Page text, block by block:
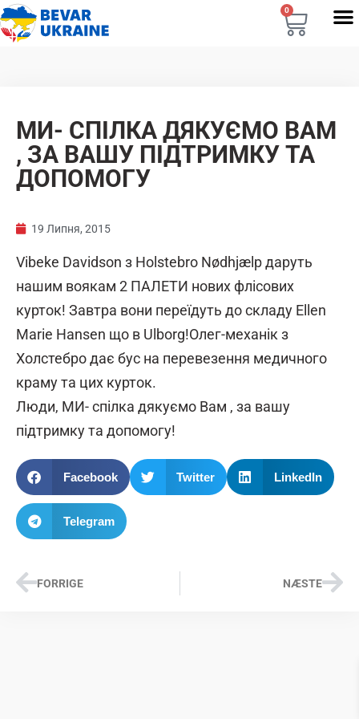
0
МИ- СПІЛКА ДЯКУЄМО ВАМ
, ЗА ВАШУ ПІДТРИМКУ ТА
ДОПОМОГУ
19 Липня, 2015
Vibeke Davidson з Holstebro Nødhjælp даруть
нашим воякам 2 ПАЛЕТИ нових флісових
курток! Завтра вони переїдуть до складу Ellen
Marie Hansen що в Ulborg!Олег-механік з
Холстебро дає бус на перевезення медичного
краму та цих курток.
Люди, МИ- спілка дякуємо Вам , за вашу
підтримку та допомогу!
Facebook Twitter LinkedIn
Telegram
FORRIGE NÆSTE